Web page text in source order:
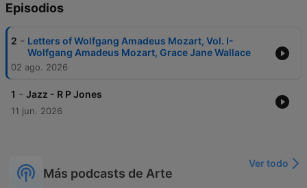
Episodios
2 - Letters of Wolfgang Amadeus Mozart, Vol. I-
Wolfgang Amadeus Mozart, Grace Jane Wallace
02 ago. 2026
1 - Jazz - R P Jones
11 jun. 2026
Más podcasts de Arte
Ver todo